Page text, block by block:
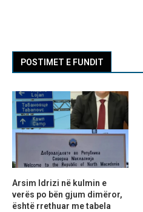
POSTIMET E FUNDIT
Arsim Idrizi në kulmin e
verës po bën gjum dimëror,
është rrethuar me tabela